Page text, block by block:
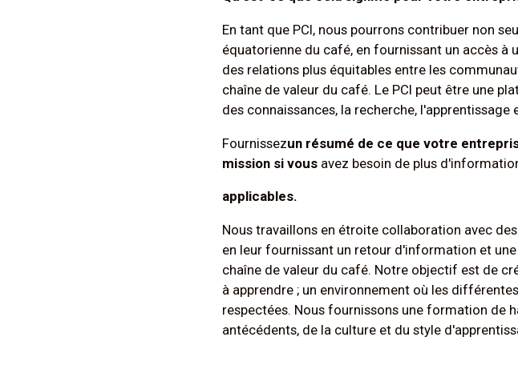
En tant que PCI, nous pourrons contribuer non
équatorienne du café, en fournissant un accès à
des relations plus équitables entre les
chaîne de valeur du café. Le PCI peut être une
des connaissances, la recherche, l'apprentissage
‍Fournissezun résumé de ce que votre
mission si vous avez besoin de plus
applicables.
Nous travaillons en étroite collaboration avec
en leur fournissant un retour d'information et
chaîne de valeur du café. Notre objectif est de
à apprendre ; un environnement où les
respectées. Nous fournissons une formation de
antécédents, de la culture et du style